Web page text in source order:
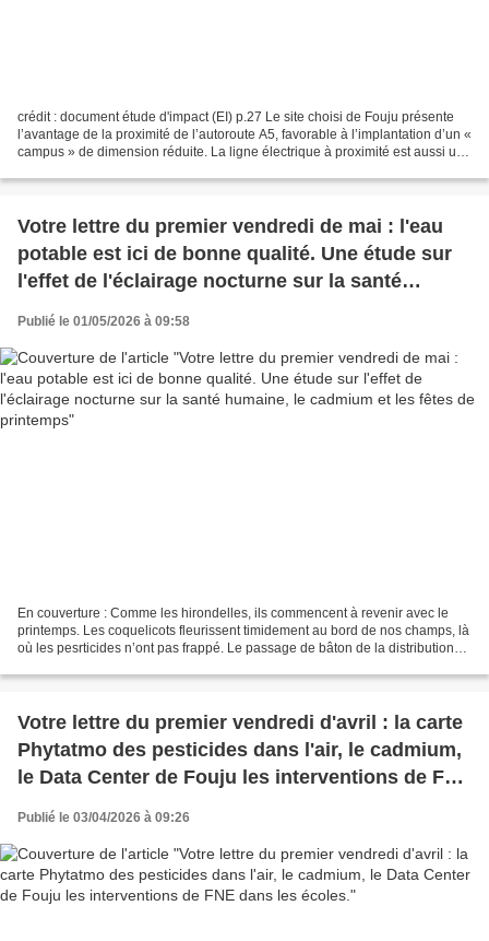
crédit : document étude d'impact (EI) p.27 Le site choisi de Fouju présente
l’avantage de la proximité de l’autoroute A5, favorable à l’implantation d’un «
campus » de dimension réduite. La ligne électrique à proximité est aussi un
Votre lettre du premier vendredi de mai : l'eau
potable est ici de bonne qualité. Une étude sur
l'effet de l'éclairage nocturne sur la santé
Publié le 01/05/2026 à 09:58
En couverture : Comme les hirondelles, ils commencent à revenir avec le
printemps. Les coquelicots fleurissent timidement au bord de nos champs, là
où les pesrticides n’ont pas frappé. Le passage de bâton de la distribution
Votre lettre du premier vendredi d'avril : la carte
Phytatmo des pesticides dans l'air, le cadmium,
le Data Center de Fouju les interventions de FNE
dans les écoles.
Publié le 03/04/2026 à 09:26